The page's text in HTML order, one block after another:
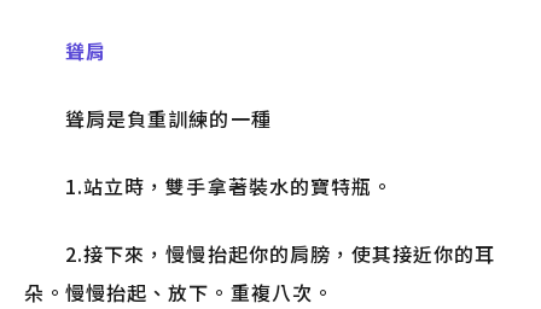
聳肩
聳肩是負重訓練的一種
1.站立時，雙手拿著裝水的寶特瓶。
2.接下來，慢慢抬起你的肩膀，使其接近你的耳
朵。慢慢抬起、放下。重複八次。